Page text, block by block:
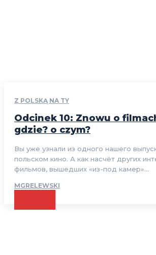
Z POLSKĄ NA TY
Odcinek 10: Znowu o
gdzie? o czym?
Вы уже узнали из одного нашего
польском кино. А как насчёт других
фильмов, вышедших «из-под камер»...
MGRELEWSKI